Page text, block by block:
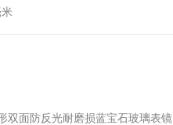
双面防反光耐磨损蓝宝石玻璃表镜